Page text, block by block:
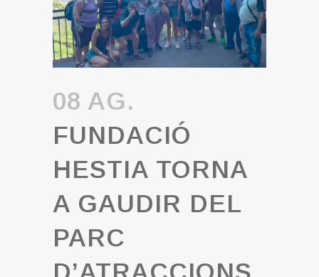
08 AG.
FUNDACIÓ
HESTIA TORNA
A GAUDIR DEL
PARC